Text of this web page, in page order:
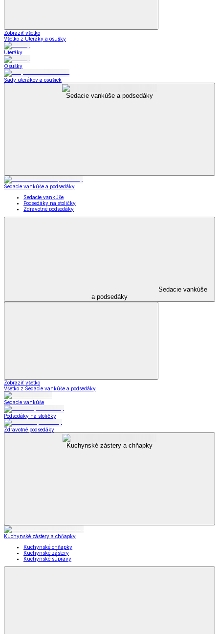
Zobraziť všetko
Všetko z Uteráky a osušky
Uteráky
Osušky
Sady uterákov a osušiek
Sedacie vankúše a podsedáky
Sedacie vankúše a podsedáky
Sedacie vankúše
Podsedáky na stoličky
Zdravotné podsedáky
Sedacie vankúše
a podsedáky
Zobraziť všetko
Všetko z Sedacie vankúše a podsedáky
Sedacie vankúše
Podsedáky na stoličky
Zdravotné podsedáky
Kuchynské zástery a chňapky
Kuchynské zástery a chňapky
Kuchynské chňapky
Kuchynské zástery
Kuchynské súpravy